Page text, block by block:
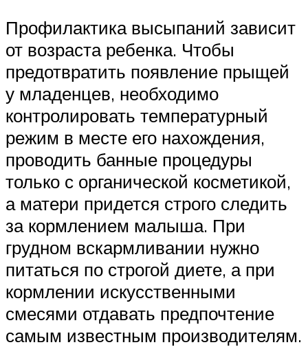
Профилактика высыпаний зависит
от возраста ребенка. Чтобы
предотвратить появление прыщей
у младенцев, необходимо
контролировать температурный
режим в месте его нахождения,
проводить банные процедуры
только с органической косметикой,
а матери придется строго следить
за кормлением малыша. При
грудном вскармливании нужно
питаться по строгой диете, а при
кормлении искусственными
смесями отдавать предпочтение
самым известным производителям.